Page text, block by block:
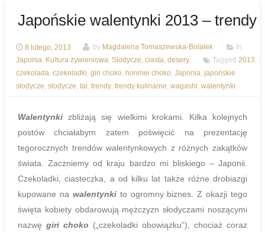
Japońskie walentynki 2013 – trendy
8 lutego, 2013 by Magdalena Tomaszewska-Bolałek
In
Japonia, Kultura żywieniowa, Słodycze, ciasta, desery Tagged 2013,
czekolada, czekoladki, giri choko, honmei choko, Japonia, japońskie
słodycze, słodycze, tai, trendy, trendy kulinarne, wagashi, walentynki
Walentynki zbliżają się wielkimi krokami. Kilka kolejnych
postów chciałabym zatem poświęcić na prezentację
tegorocznych trendów walentynkowych z różnych zakątków
świata. Zaczniemy od kraju bardzo mi bliskiego – Japonii.
Czekoladki, ciasteczka, a od kilku lat także różne drobiazgi
kupowane na walentynkito ogromny biznes. Z okazji tego
święta kobiety obdarowują mężczyzn słodyczami noszącymi
nazwę giri choko („czekoladki obowiązku”), chociaż coraz